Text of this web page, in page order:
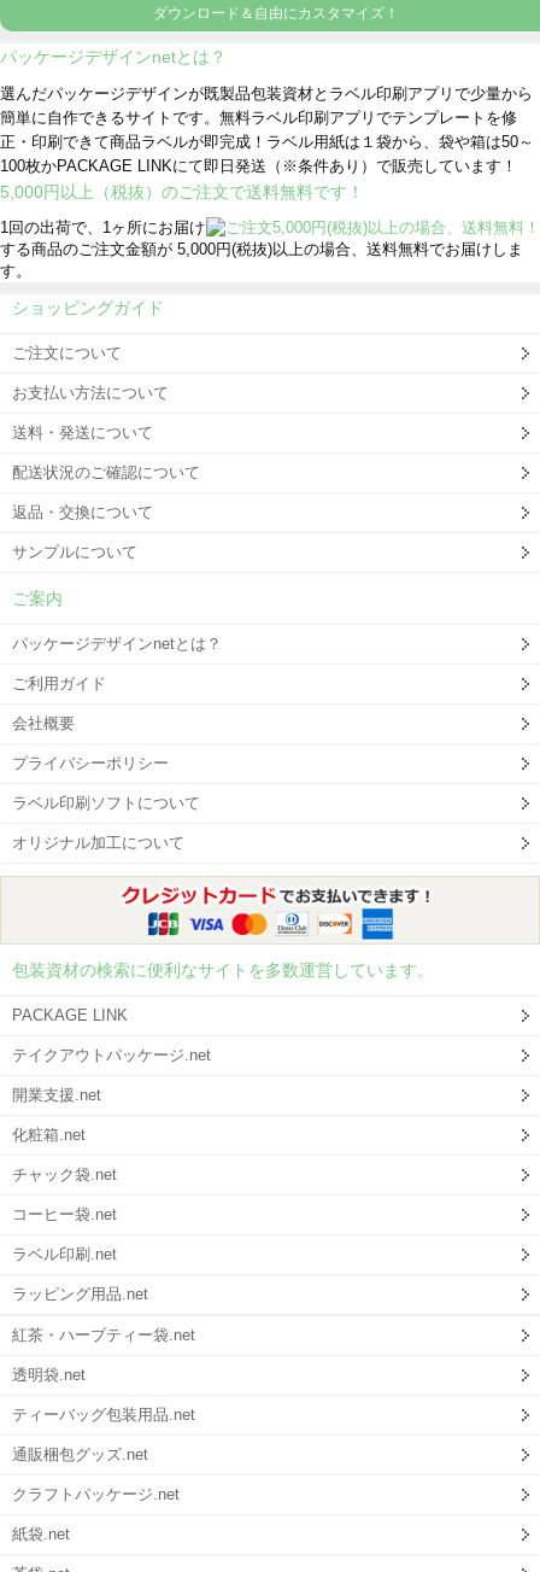
ダウンロード＆自由にカスタマイズ！
パッケージデザインnetとは？
選んだパッケージデザインが既製品包装資材とラベル印刷アプリで少量から
簡単に自作できるサイトです。無料ラベル印刷アプリでテンプレートを修
正・印刷できて商品ラベルが即完成！ラベル用紙は１袋から、袋や箱は50～
100枚かPACKAGE LINKにて即日発送 （※条件あり） で販売しています！
5,000円以上（税抜）のご注文で送料無料です！
1回の出荷で、1ヶ所にお届け
する商品のご注文金額が 5,000円(税抜)以上の場合、送料無料でお届けしま
す。
ショッピングガイド
ご注文について
お支払い方法について
送料・発送について
配送状況のご確認について
返品・交換について
サンプルについて
ご案内
パッケージデザインnetとは？
ご利用ガイド
会社概要
プライバシーポリシー
ラベル印刷ソフトについて
オリジナル加工について
包装資材の検索に便利なサイトを多数運営しています。
PACKAGE LINK
テイクアウトパッケージ.net
開業支援.net
化粧箱.net
チャック袋.net
コーヒー袋.net
ラベル印刷.net
ラッピング用品.net
紅茶・ハーブティー袋.net
透明袋.net
ティーバッグ包装用品.net
通販梱包グッズ.net
クラフトパッケージ.net
紙袋.net